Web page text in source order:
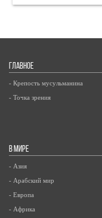
ГЛАВНОЕ
- Крепость мусульманина
- Точка зрения
В МИРЕ
- Азия
- Арабский мир
- Европа
- Африка